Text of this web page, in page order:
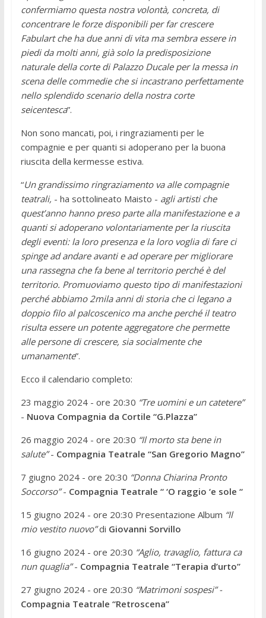
confermiamo questa nostra volontà, concreta, di
concentrare le forze disponibili per far crescere
Fabulart che ha due anni di vita ma sembra essere in
piedi da molti anni, già solo la predisposizione
naturale della corte di Palazzo Ducale per la messa in
scena delle commedie che si incastrano perfettamente
nello splendido scenario della nostra corte
seicentesca”.
Non sono mancati, poi, i ringraziamenti per le
compagnie e per quanti si adoperano per la buona
riuscita della kermesse estiva.
“Un grandissimo ringraziamento va alle compagnie
teatrali, - ha sottolineato Maisto - agli artisti che
quest’anno hanno preso parte alla manifestazione e a
quanti si adoperano volontariamente per la riuscita
degli eventi: la loro presenza e la loro voglia di fare ci
spinge ad andare avanti e ad operare per migliorare
una rassegna che fa bene al territorio perché è del
territorio. Promuoviamo questo tipo di manifestazioni
perché abbiamo 2mila anni di storia che ci legano a
doppio filo al palcoscenico ma anche perché il teatro
risulta essere un potente aggregatore che permette
alle persone di crescere, sia socialmente che
umanamente”.
Ecco il calendario completo:
23 maggio 2024 - ore 20:30 “Tre uomini e un catetere”
- Nuova Compagnia da Cortile “G.Plazza”
26 maggio 2024 - ore 20:30 “Il morto sta bene in
salute”- Compagnia Teatrale “San Gregorio Magno”
7 giugno 2024 - ore 20:30 “Donna Chiarina Pronto
Soccorso”- Compagnia Teatrale “ ‘O raggio ‘e sole “
15 giugno 2024 - ore 20:30 Presentazione Album “Il
mio vestito nuovo”di Giovanni Sorvillo
16 giugno 2024 - ore 20:30 “Aglio, travaglio, fattura ca
nun quaglia”- Compagnia Teatrale “Terapia d’urto”
27 giugno 2024 - ore 20:30 “Matrimoni sospesi” -
Compagnia Teatrale “Retroscena”